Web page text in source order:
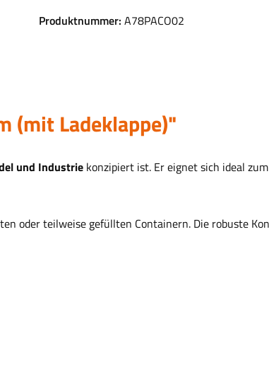
Produktnummer: A78PACO02
(mit Ladeklappe)"
und Industrie konzipiert ist. Er eignet sich ideal zum
oder teilweise gefüllten Containern. Die robuste